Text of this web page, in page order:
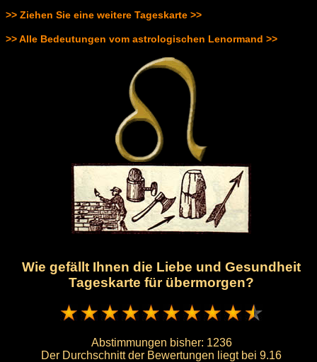
>> Ziehen Sie eine weitere Tageskarte >>
>> Alle Bedeutungen vom astrologischen Lenormand >>
Wie gefällt Ihnen die Liebe und Gesundheit
Tageskarte für übermorgen?
Abstimmungen bisher: 1236
Der Durchschnitt der Bewertungen liegt bei 9.16